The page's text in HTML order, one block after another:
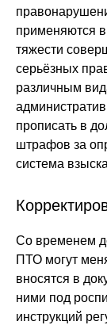
применяются в
тяжести
серьёзных
различным
прописать в
штрафов за
система
Со временем
ПТО могут
вносятся в
ними под
инструкций